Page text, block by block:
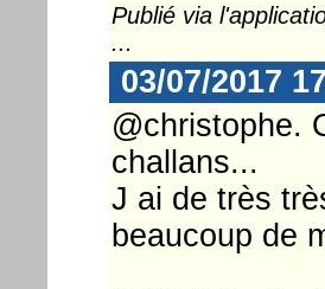
Publié via
...
03/07/2017
@christophe.
challans...
J ai de très
beaucoup de